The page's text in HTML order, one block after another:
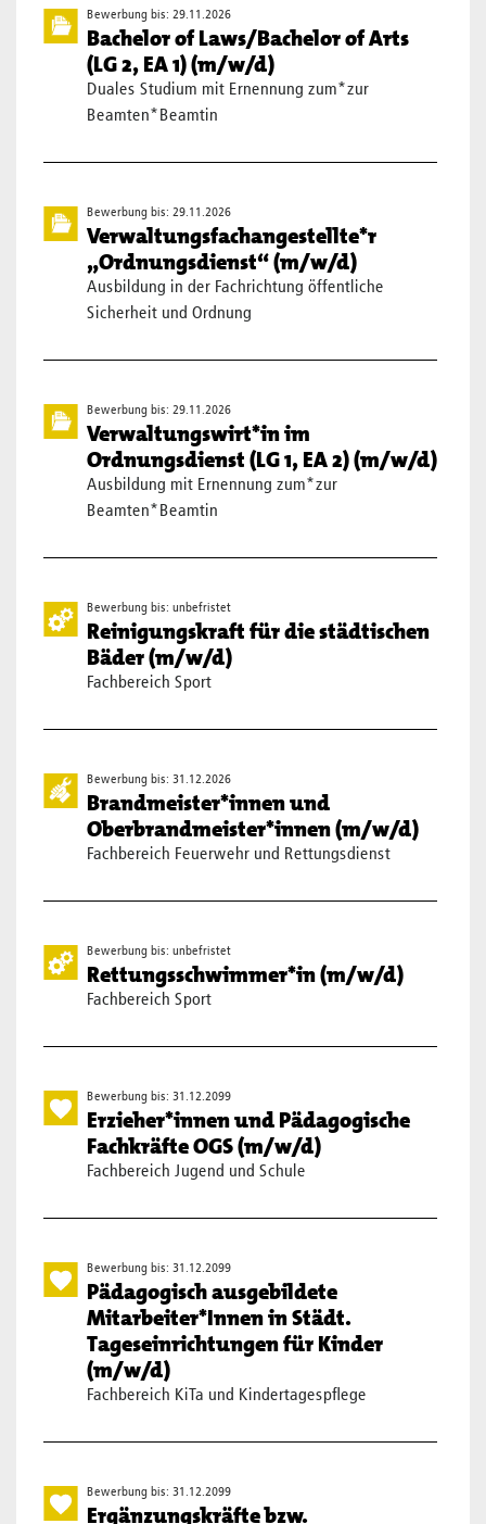
Bewerbung bis: 29.11.2026
Bachelor of Laws/Bachelor of Arts
(LG 2, EA 1) (m/w/d)
Duales Studium mit Ernennung zum*zur
Beamten*Beamtin
Bewerbung bis: 29.11.2026
Verwaltungsfachangestellte*r
„Ordnungsdienst“ (m/w/d)
Ausbildung in der Fachrichtung öffentliche
Sicherheit und Ordnung
Bewerbung bis: 29.11.2026
Verwaltungswirt*in im
Ordnungsdienst (LG 1, EA 2) (m/w/d)
Ausbildung mit Ernennung zum*zur
Beamten*Beamtin
Bewerbung bis: unbefristet
Reinigungskraft für die städtischen
Bäder (m/w/d)
Fachbereich Sport
Bewerbung bis: 31.12.2026
Brandmeister*innen und
Oberbrandmeister*innen (m/w/d)
Fachbereich Feuerwehr und Rettungsdienst
Bewerbung bis: unbefristet
Rettungsschwimmer*in (m/w/d)
Fachbereich Sport
Bewerbung bis: 31.12.2099
Erzieher*innen und Pädagogische
Fachkräfte OGS (m/w/d)
Fachbereich Jugend und Schule
Bewerbung bis: 31.12.2099
Pädagogisch ausgebildete
Mitarbeiter*Innen in Städt.
Tageseinrichtungen für Kinder
(m/w/d)
Fachbereich KiTa und Kindertagespflege
Bewerbung bis: 31.12.2099
Ergänzungskräfte bzw.